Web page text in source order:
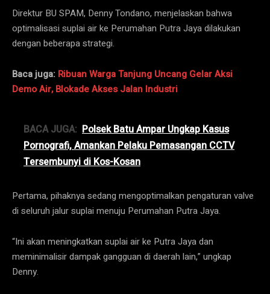
Direktur BU SPAM, Denny Tondano, menjelaskan bahwa
optimalisasi suplai air ke Perumahan Putra Jaya dilakukan
dengan beberapa strategi.
Baca juga: Ribuan Warga Tanjung Uncang Gelar Aksi
Demo Air, Blokade Akses Jalan Industri
BACA JUGA: Polsek Batu Ampar Ungkap Kasus
Pornografi, Amankan Pelaku Pemasangan CCTV
Tersembunyi di Kos-Kosan
Pertama, pihaknya sedang mengoptimalkan pengaturan valve
di seluruh jalur suplai menuju Perumahan Putra Jaya.
“Ini akan meningkatkan suplai air ke Putra Jaya dan
meminimalisir dampak gangguan di daerah lain,” ungkap
Denny.